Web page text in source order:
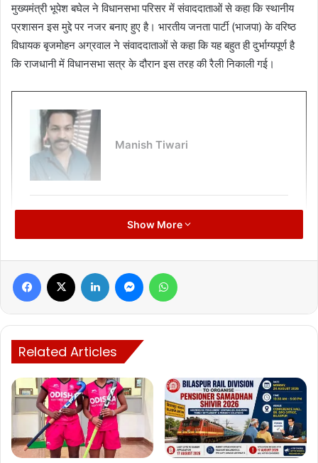
मुख्यमंत्री भूपेश बघेल ने विधानसभा परिसर में संवाददाताओं से कहा कि स्थानीय
प्रशासन इस मुद्दे पर नजर बनाए हुए है। भारतीय जनता पार्टी (भाजपा) के वरिष्ठ
विधायक बृजमोहन अग्रवाल ने संवाददाताओं से कहा कि यह बहुत ही दुर्भाग्यपूर्ण है
कि राजधानी में विधानसभा सत्र के दौरान इस तरह की रैली निकाली गई।
Manish Tiwari
Show More
Facebook LinkedIn Messenger
Related Articles